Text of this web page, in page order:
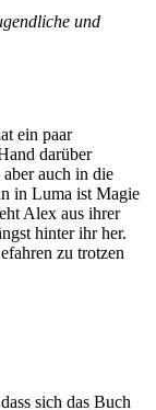
und
ein paar
darüber
auch in die
in Luma ist Magie
Alex aus ihrer
hinter ihr her.
zu trotzen
sich das Buch